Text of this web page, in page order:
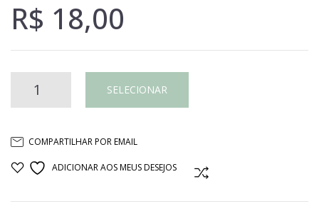
R$ 18,00
Telefone
quantidade
SELECIONAR
COMPARTILHAR POR EMAIL
ADICIONAR AOS MEUS DESEJOS